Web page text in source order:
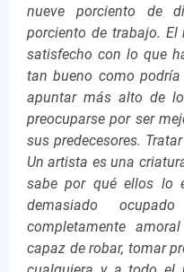
nueve porciento de
porciento de trabajo. El
satisfecho con lo que
tan bueno como
apuntar más alto de
preocuparse por ser
sus predecesores.
Un artista es una
sabe por qué ellos lo
demasiado
completamente
capaz de robar, tomar